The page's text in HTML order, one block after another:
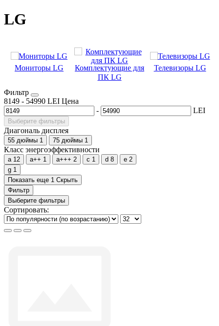
LG
Мониторы LG
Комплектующие для
ПК LG
Телевизоры LG
Фильтр
8149 - 54990 LEI Цена
-
LEI
Выберите фильтры
Диагональ дисплея
55 дюймы 1 75 дюймы 1
Класс энергоэффективности
a 12 a++ 1 a+++ 2 c 1 d 8 e 2
g 1
Показать еще 1 Скрыть
Фильтр
Выберите фильтры
Сортировать: